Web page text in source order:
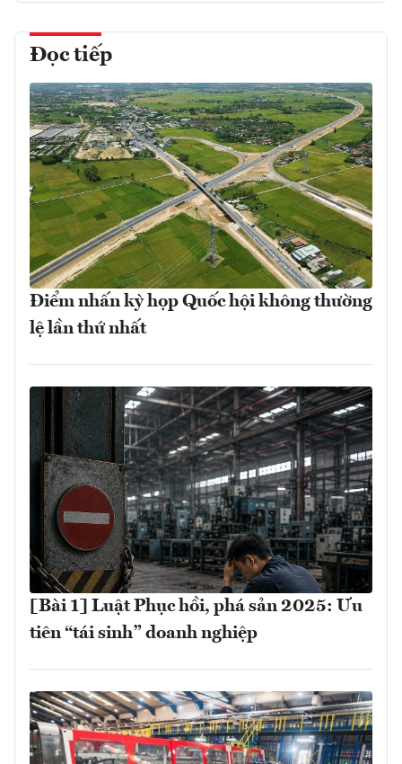
Đọc tiếp
Điểm nhấn kỳ họp Quốc hội không thường
lệ lần thứ nhất
[Bài 1] Luật Phục hồi, phá sản 2025: Ưu
tiên “tái sinh” doanh nghiệp